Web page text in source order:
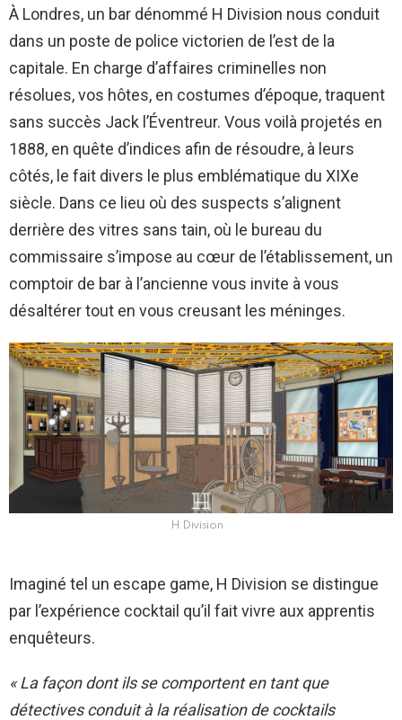
À Londres, un bar dénommé H Division nous conduit
dans un poste de police victorien de l’est de la
capitale. En charge d’affaires criminelles non
résolues, vos hôtes, en costumes d’époque, traquent
sans succès Jack l’Éventreur. Vous voilà projetés en
1888, en quête d’indices afin de résoudre, à leurs
côtés, le fait divers le plus emblématique du XIXe
siècle. Dans ce lieu où des suspects s’alignent
derrière des vitres sans tain, où le bureau du
commissaire s’impose au cœur de l’établissement, un
comptoir de bar à l’ancienne vous invite à vous
désaltérer tout en vous creusant les méninges.
H Division
Imaginé tel un escape game, H Division se distingue
par l’expérience cocktail qu’il fait vivre aux apprentis
enquêteurs.
« La façon dont ils se comportent en tant que
détectives conduit à la réalisation de cocktails